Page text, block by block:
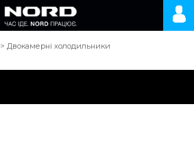
>Двокамерні холодильники